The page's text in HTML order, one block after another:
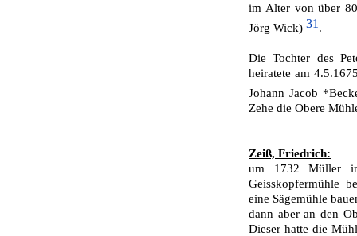
im Alter von über
Jörg Wick) 31 .
Die Tochter des
heiratete am
Johann Jacob
Zehe die Obere
Zeiß, Friedrich:
um 1732 Müller
Geisskopfermühle
eine Sägemühle
dann aber an den
Dieser hatte die